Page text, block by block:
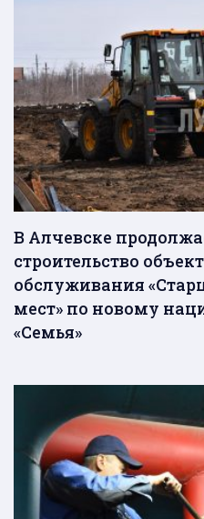
В Алчевске
строительство
обслуживания
мест» по новому
«Семья»